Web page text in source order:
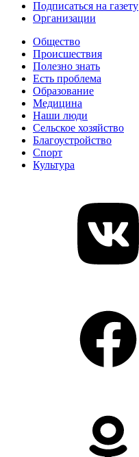
Подписаться на газету
Организации
Общество
Происшествия
Полезно знать
Есть проблема
Образование
Медицина
Наши люди
Сельское хозяйство
Благоустройство
Спорт
Культура